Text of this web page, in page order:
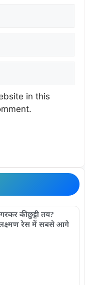
in this
की छुट्टी तय?
लक्ष्मण रेस में सबसे आगे